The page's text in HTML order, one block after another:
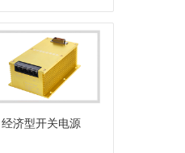
经济型开关电源